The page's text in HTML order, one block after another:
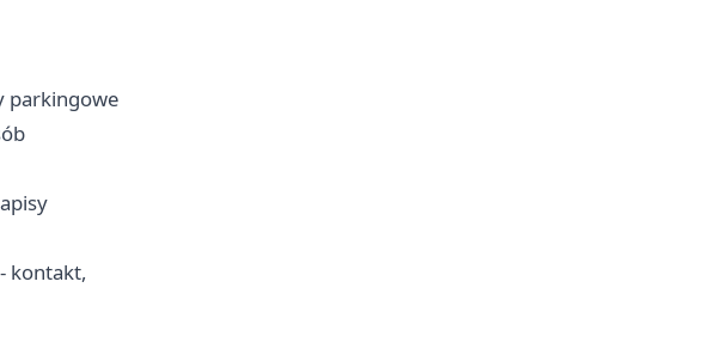
parkingowe
kontakt,